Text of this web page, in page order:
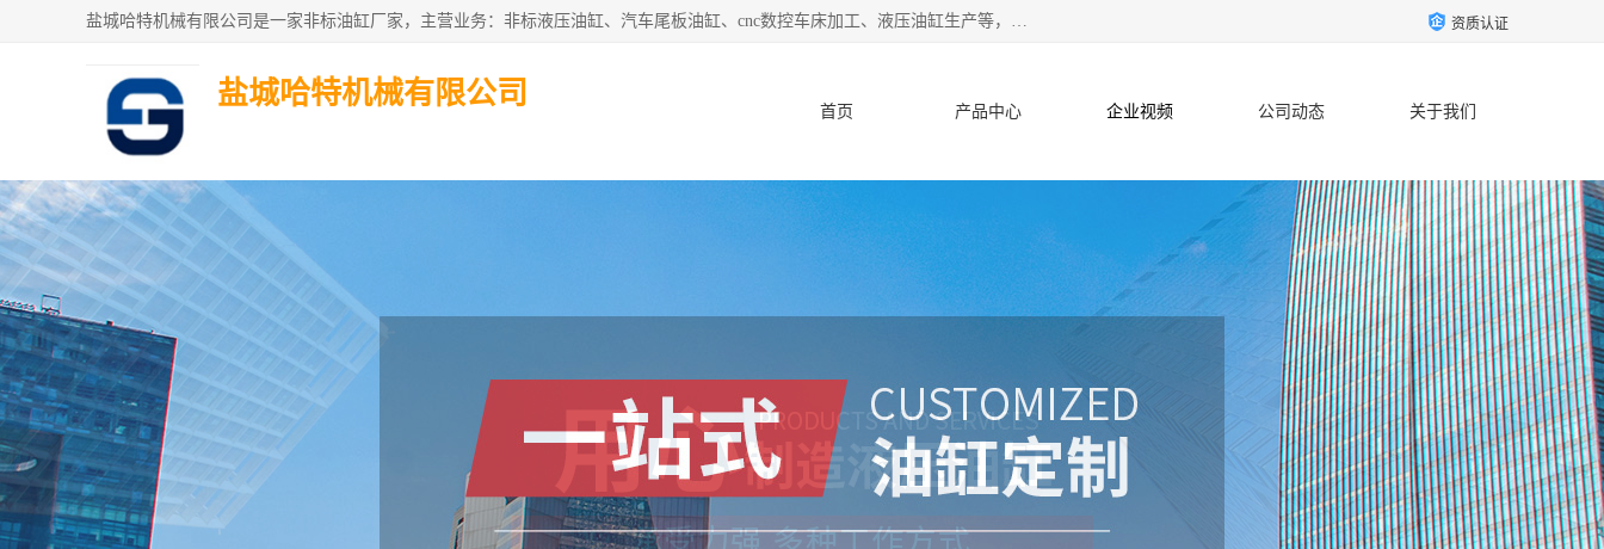
盐城哈特机械有限公司是一家非标油缸厂家，主营业务：非标液压油缸、汽车尾板油缸、cnc数控车床加工、液压油缸生产等，公司已通过了 ISO9000 质、量管理体系认证和 ISO14001、环境管理体系认证,力求成为一家以技术实力著称的多元化机械制造企业。 资质认证
盐城哈特机械有限公司
首页 产品中心 企业视频 公司动态 关于我们